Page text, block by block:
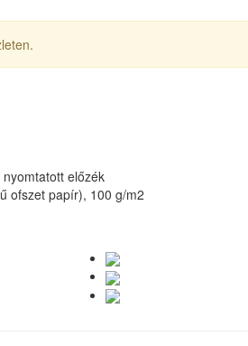
előzék
ofszet papír), 100 g/m2